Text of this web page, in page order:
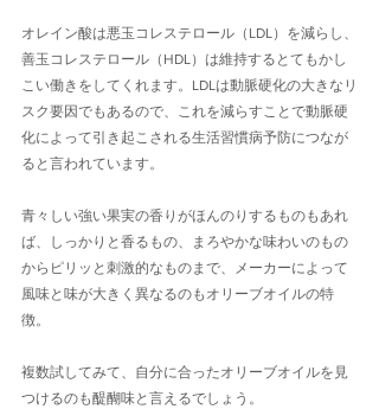
オレイン酸は悪玉コレステロール（LDL）を減らし、
善玉コレステロール（HDL）は維持するとてもかし
こい働きをしてくれます。LDLは動脈硬化の大きなリ
スク要因でもあるので、これを減らすことで動脈硬
化によって引き起こされる生活習慣病予防につなが
ると言われています。
青々しい強い果実の香りがほんのりするものもあれ
ば、しっかりと香るもの、まろやかな味わいのもの
からピリッと刺激的なものまで、メーカーによって
風味と味が大きく異なるのもオリーブオイルの特
徴。
複数試してみて、自分に合ったオリーブオイルを見
つけるのも醍醐味と言えるでしょう。